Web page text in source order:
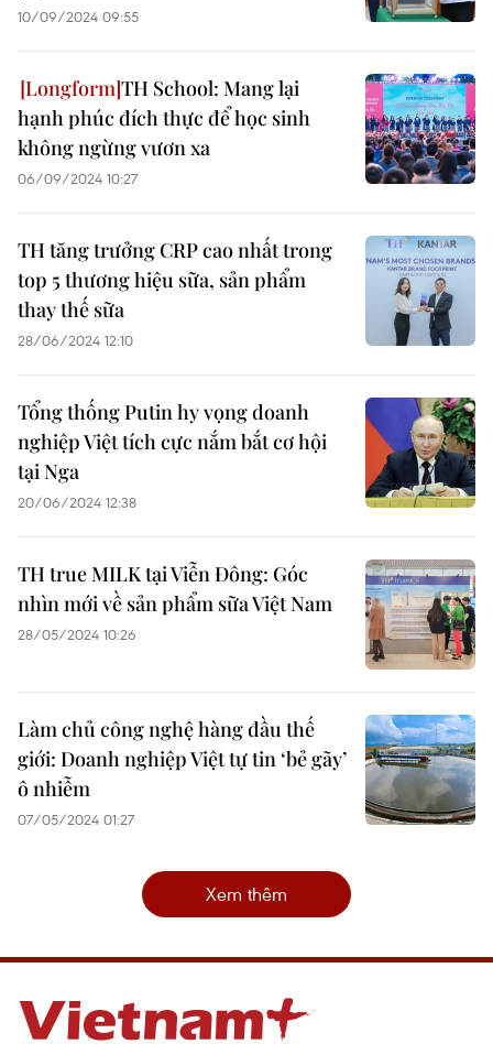
10/09/2024 09:55
TH School: Mang lại
hạnh phúc đích thực để học sinh
không ngừng vươn xa
06/09/2024 10:27
TH tăng trưởng CRP cao nhất trong
top 5 thương hiệu sữa, sản phẩm
thay thế sữa
28/06/2024 12:10
Tổng thống Putin hy vọng doanh
nghiệp Việt tích cực nắm bắt cơ hội
tại Nga
20/06/2024 12:38
TH true MILK tại Viễn Đông: Góc
nhìn mới về sản phẩm sữa Việt Nam
28/05/2024 10:26
Làm chủ công nghệ hàng đầu thế
giới: Doanh nghiệp Việt tự tin ‘bẻ gãy’
ô nhiễm
07/05/2024 01:27
Xem thêm